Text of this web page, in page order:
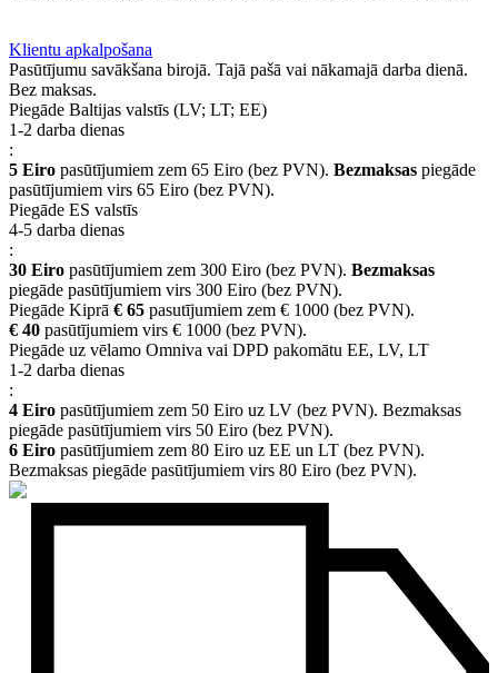
Klientu apkalpošana
Pasūtījumu savākšana birojā. Tajā pašā vai nākamajā darba dienā.
Bez maksas.
Piegāde Baltijas valstīs (LV; LT; EE)
1-2 darba dienas
:
5 Eiro pasūtījumiem zem 65 Eiro (bez PVN). Bezmaksas piegāde
pasūtījumiem virs 65 Eiro (bez PVN).
Piegāde ES valstīs
4-5 darba dienas
:
30 Eiro pasūtījumiem zem 300 Eiro (bez PVN). Bezmaksas
piegāde pasūtījumiem virs 300 Eiro (bez PVN).
Piegāde Kiprā € 65 pasutījumiem zem € 1000 (bez PVN).
€ 40 pasūtījumiem virs € 1000 (bez PVN).
Piegāde uz vēlamo Omniva vai DPD pakomātu EE, LV, LT
1-2 darba dienas
:
4 Eiro pasūtījumiem zem 50 Eiro uz LV (bez PVN). Bezmaksas
piegāde pasūtījumiem virs 50 Eiro (bez PVN).
6 Eiro pasūtījumiem zem 80 Eiro uz EE un LT (bez PVN).
Bezmaksas piegāde pasūtījumiem virs 80 Eiro (bez PVN).